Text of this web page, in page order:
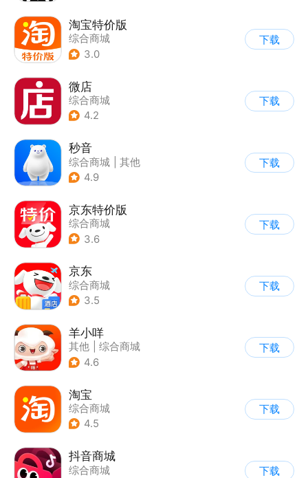
淘宝特价版
综合商城
3.0
下载
微店
综合商城
4.2
下载
秒音
综合商城
其他
4.9
下载
京东特价版
综合商城
3.6
下载
京东
综合商城
3.5
下载
羊小咩
其他
综合商城
4.6
下载
淘宝
综合商城
4.5
下载
抖音商城
综合商城
下载